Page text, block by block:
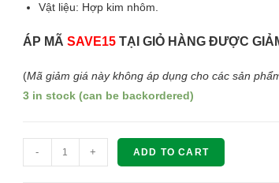
Vật liệu: Hợp kim nhôm.
ÁP MÃ SAVE15TẠI GIỎ HÀNG ĐƯỢC
(Mã giảm giá này không áp dụng cho các sản
3 in stock (can be backordered)
SMALLRIG
Mini
- + ADD TO CART